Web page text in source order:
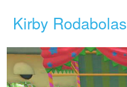
Kirby Rodabolas